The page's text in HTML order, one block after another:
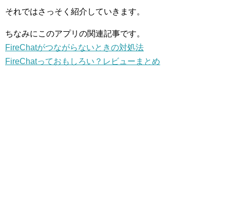
それではさっそく紹介していきます。
ちなみにこのアプリの関連記事です。
FireChatがつながらないときの対処法
FireChatっておもしろい？レビューまとめ